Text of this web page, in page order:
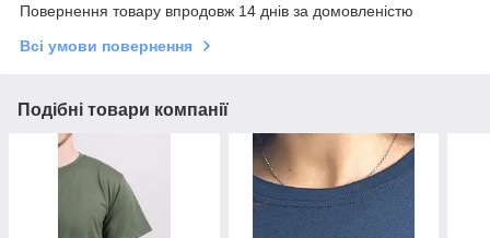
Повернення товару впродовж 14 днів за домовленістю
Всі умови повернення
Подібні товари компанії